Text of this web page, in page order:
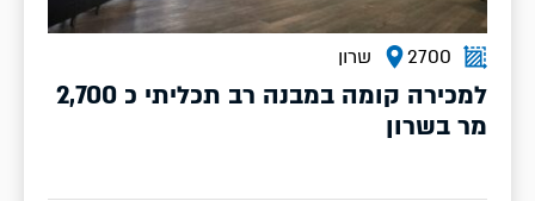
2700 שרון
למכירה קומה במבנה רב תכליתי כ 2,700
מר בשרון